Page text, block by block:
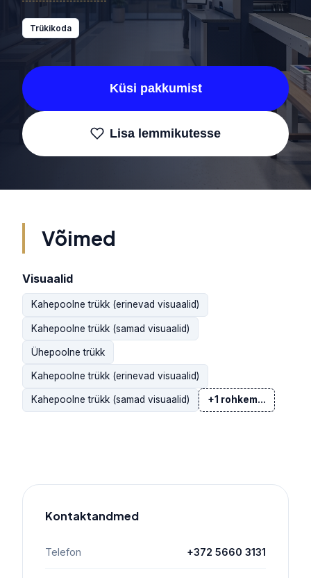
Trükikoda
Küsi pakkumist
Lisa lemmikutesse
Võimed
Visuaalid
Kahepoolne trükk (erinevad visuaalid)
Kahepoolne trükk (samad visuaalid)
Ühepoolne trükk
Kahepoolne trükk (erinevad visuaalid)
Kahepoolne trükk (samad visuaalid) +1 rohkem...
Kontaktandmed
Telefon +372 5660 3131